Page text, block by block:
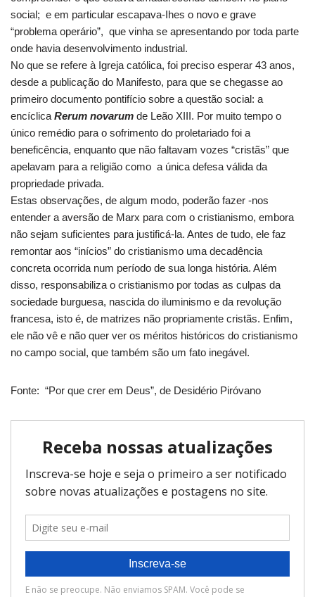
social; e em particular escapava-Ihes o novo e grave
“problema operário”, que vinha se apresentando por toda parte
onde havia desenvolvimento industrial.
No que se refere à Igreja católica, foi preciso esperar 43 anos,
desde a publicação do Manifesto, para que se chegasse ao
primeiro documento pontifício sobre a questão social: a
encíclica Rerum novarum de Leão XIII. Por muito tempo o
único remédio para o sofrimento do proletariado foi a
beneficência, enquanto que não faltavam vozes “cristãs” que
apelavam para a religião como a única defesa válida da
propriedade privada.
Estas observações, de algum modo, poderão fazer -nos
entender a aversão de Marx para com o cristianismo, embora
não sejam suficientes para justificá-la. Antes de tudo, ele faz
remontar aos “inícios” do cristianismo uma decadência
concreta ocorrida num período de sua longa história. Além
disso, responsabiliza o cristianismo por todas as culpas da
sociedade burguesa, nascida do iluminismo e da revolução
francesa, isto é, de matrizes não propriamente cristãs. Enfim,
ele não vê e não quer ver os méritos históricos do cristianismo
no campo social, que também são um fato inegável.
Fonte: “Por que crer em Deus”, de Desidério Piróvano